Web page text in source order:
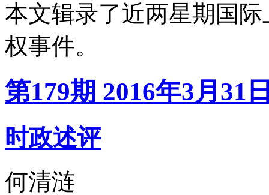
本文辑录了近两星期国
权事件。
第179期 2016年3月31
时政述评
何清涟